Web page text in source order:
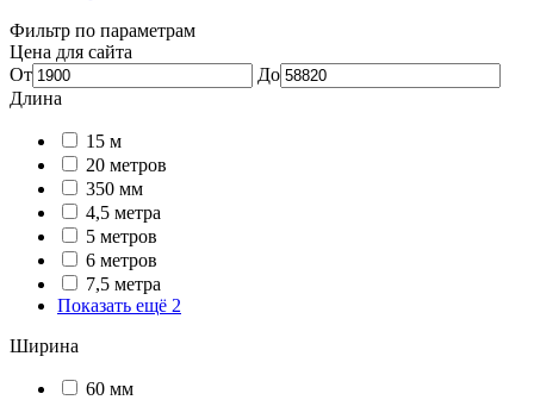
Фильтр по параметрам
Цена для сайта
От
До
Длина
15 м
20 метров
350 мм
4,5 метра
5 метров
6 метров
7,5 метра
Показать ещё 2
Ширина
60 мм